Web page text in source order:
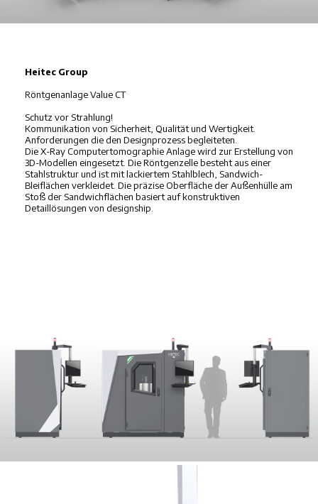
Heitec Group
Röntgenanlage Value CT
Schutz vor Strahlung!
Kommunikation von Sicherheit, Qualität und Wertigkeit.
Anforderungen die den Designprozess begleiteten.
Die X-Ray Computertomographie Anlage wird zur Erstellung von
3D-Modellen eingesetzt. Die Röntgenzelle besteht aus einer
Stahlstruktur und ist mit lackiertem Stahlblech, Sandwich-
Bleiflächen verkleidet. Die präzise Oberfläche der Außenhülle am
Stoß der Sandwichflächen basiert auf konstruktiven
Detaillösungen von designship.